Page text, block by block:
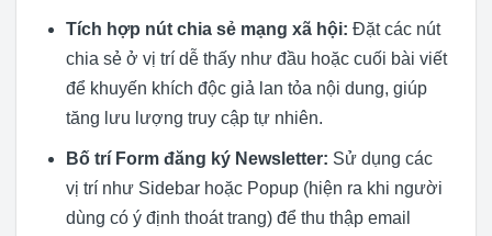
Tích hợp nút chia sẻ mạng xã hội: Đặt các nút
chia sẻ ở vị trí dễ thấy như đầu hoặc cuối bài viết
để khuyến khích độc giả lan tỏa nội dung, giúp
tăng lưu lượng truy cập tự nhiên.
Bố trí Form đăng ký Newsletter: Sử dụng các
vị trí như Sidebar hoặc Popup (hiện ra khi người
dùng có ý định thoát trang) để thu thập email